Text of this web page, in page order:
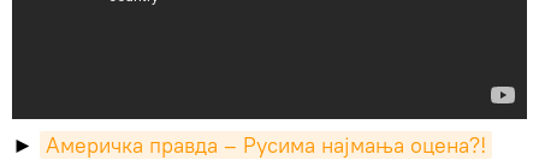
►
Америчка правда – Русима најмања оцена?!